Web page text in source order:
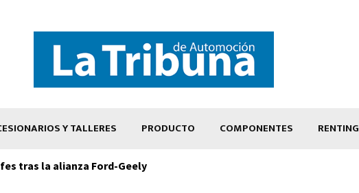
Y TALLERES PRODUCTO COMPONENTES RENTING
tras la alianza Ford-Geely